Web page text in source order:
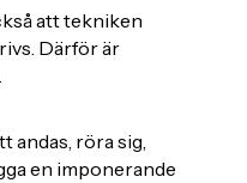
att tekniken
Därför är
andas, röra sig,
en imponerande